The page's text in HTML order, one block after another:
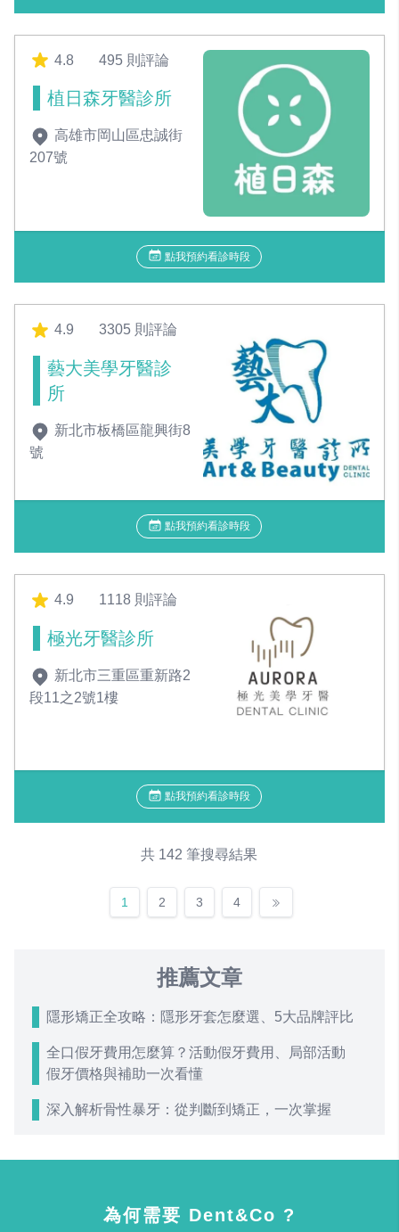
4.8 495 則評論
植日森牙醫診所
高雄市岡山區忠誠街
207號
點我預約看診時段
4.9 3305 則評論
藝大美學牙醫診
所
新北市板橋區龍興街8
號
點我預約看診時段
4.9 1118 則評論
極光牙醫診所
新北市三重區重新路2
段11之2號1樓
點我預約看診時段
共 142 筆搜尋結果
1 2 3 4
推薦文章
隱形矯正全攻略：隱形牙套怎麼選、5大品牌評比
全口假牙費用怎麼算？活動假牙費用、局部活動
假牙價格與補助一次看懂
深入解析骨性暴牙：從判斷到矯正，一次掌握
為何需要 Dent&Co ?